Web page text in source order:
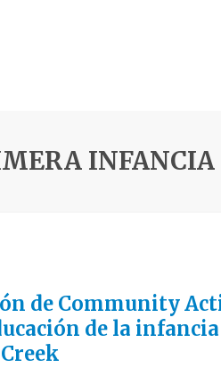
INFANCIA
de Community
de la